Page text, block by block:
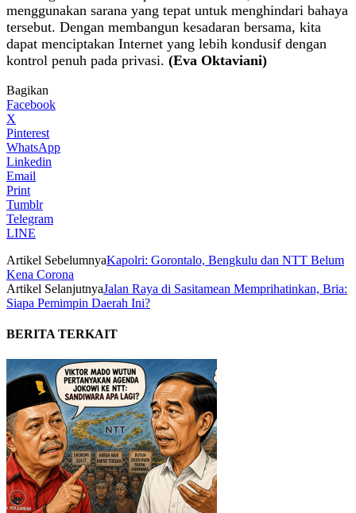
menggunakan sarana yang tepat untuk menghindari bahaya
tersebut. Dengan membangun kesadaran bersama, kita
dapat menciptakan Internet yang lebih kondusif dengan
kontrol penuh pada privasi. (Eva Oktaviani)
Bagikan
Facebook
X
Pinterest
WhatsApp
Linkedin
Email
Print
Tumblr
Telegram
LINE
Artikel SebelumnyaKapolri: Gorontalo, Bengkulu dan NTT Belum
Kena Corona
Artikel SelanjutnyaJalan Raya di Sasitamean Memprihatinkan, Bria:
Siapa Pemimpin Daerah Ini?
BERITA TERKAIT